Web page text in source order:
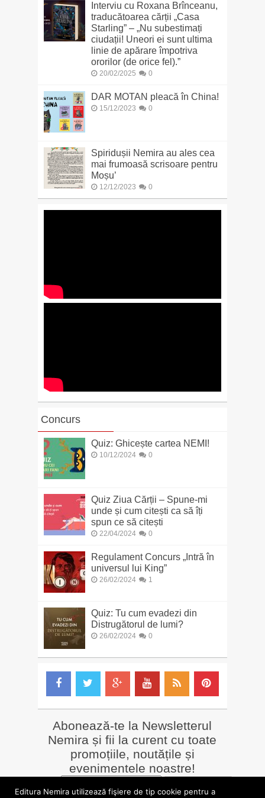
Interviu cu Roxana Brînceanu,
traducătoarea cărții „Casa
Starling” – „Nu subestimați
ciudații! Uneori ei sunt ultima
linie de apărare împotriva
ororilor (de orice fel).”
20/02/2025 0
DAR MOTAN pleacă în China!
15/12/2023 0
Spiridușii Nemira au ales cea
mai frumoasă scrisoare pentru
Moșu’
12/12/2023 0
Concurs
Quiz: Ghicește cartea NEMI!
10/12/2024 0
Quiz Ziua Cărții – Spune-mi
unde și cum citești ca să îți
spun ce să citești
22/04/2024 0
Regulament Concurs „Intră în
universul lui King”
26/02/2024 1
Quiz: Tu cum evadezi din
Distrugătorul de lumi?
26/02/2024 0
Abonează-te la Newsletterul
Nemira și fii la curent cu toate
promoțiile, noutățile și
evenimentele noastre!
Editura Nemira utilizează fişiere de tip cookie pentru a